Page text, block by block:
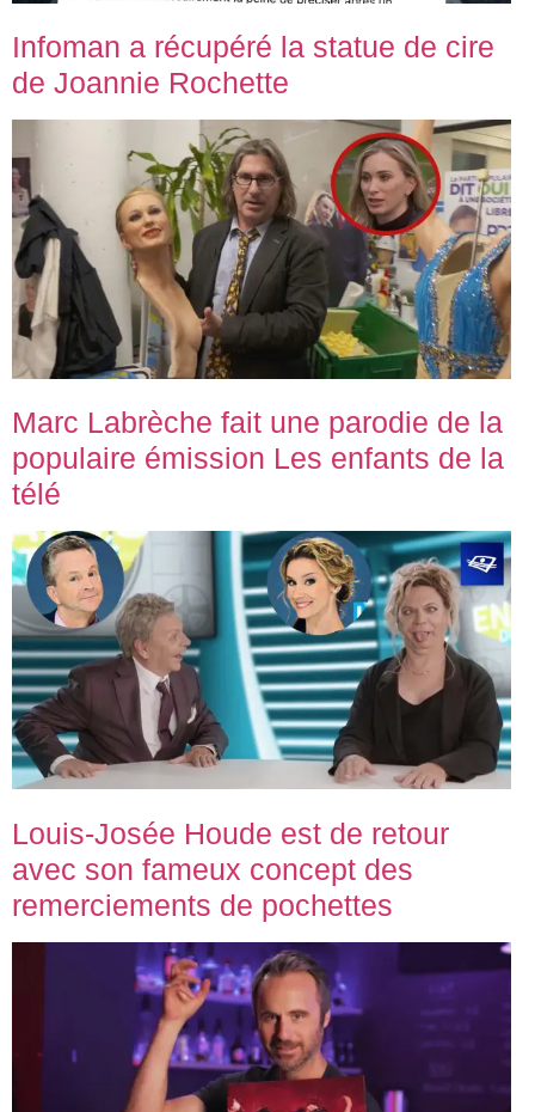
Infoman a récupéré la statue de cire
de Joannie Rochette
Marc Labrèche fait une parodie de la
populaire émission Les enfants de la
télé
Louis-Josée Houde est de retour
avec son fameux concept des
remerciements de pochettes